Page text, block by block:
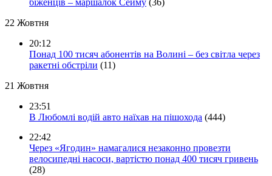
біженців – маршалок Сейму (36)
22 Жовтня
20:12
Понад 100 тисяч абонентів на Волині – без світла через
ракетні обстріли (11)
21 Жовтня
23:51
В Любомлі водій авто наїхав на пішохода (444)
22:42
Через «Ягодин» намагалися незаконно провезти
велосипедні насоси, вартістю понад 400 тисяч гривень
(28)